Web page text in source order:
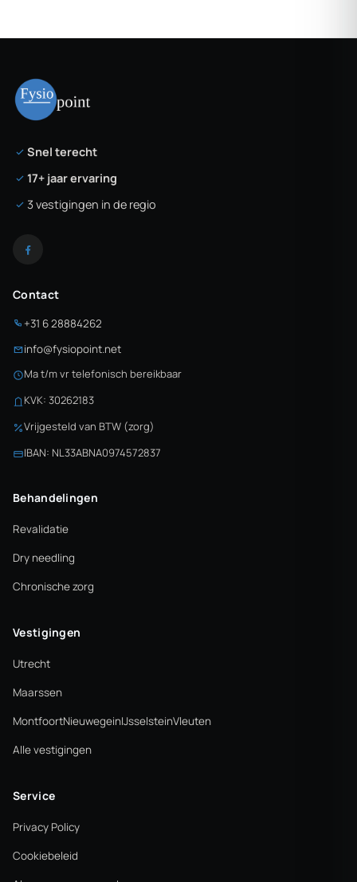
Snel terecht
17+ jaar ervaring
3 vestigingen in de regio
Contact
+31 6 28884262
info@fysiopoint.net
Ma t/m vr telefonisch bereikbaar
KVK: 30262183
Vrijgesteld van BTW (zorg)
IBAN: NL33ABNA0974572837
Behandelingen
Revalidatie
Dry needling
Chronische zorg
Vestigingen
Utrecht
Maarssen
MontfoortNieuwegeinIJsselsteinVleuten
Alle vestigingen
Service
Privacy Policy
Cookiebeleid